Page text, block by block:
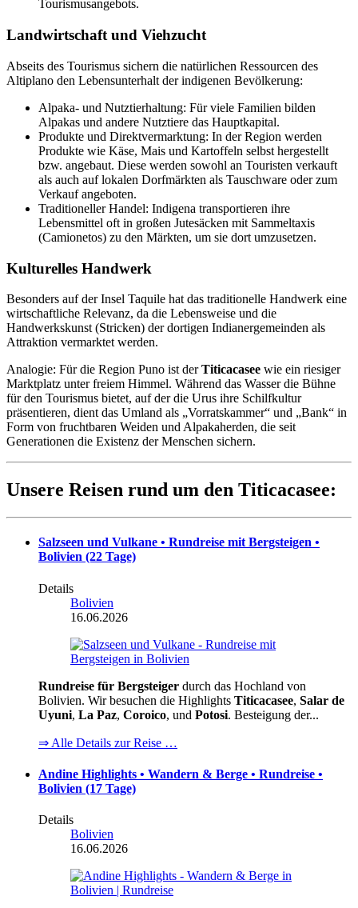
Tourismusangebots.
Landwirtschaft und Viehzucht
Abseits des Tourismus sichern die natürlichen Ressourcen des
Altiplano den Lebensunterhalt der indigenen Bevölkerung:
Alpaka- und Nutztierhaltung: Für viele Familien bilden
Alpakas und andere Nutztiere das Hauptkapital.
Produkte und Direktvermarktung: In der Region werden
Produkte wie Käse, Mais und Kartoffeln selbst hergestellt
bzw. angebaut. Diese werden sowohl an Touristen verkauft
als auch auf lokalen Dorfmärkten als Tauschware oder zum
Verkauf angeboten.
Traditioneller Handel: Indigena transportieren ihre
Lebensmittel oft in großen Jutesäcken mit Sammeltaxis
(Camionetos) zu den Märkten, um sie dort umzusetzen.
Kulturelles Handwerk
Besonders auf der Insel Taquile hat das traditionelle Handwerk eine
wirtschaftliche Relevanz, da die Lebensweise und die
Handwerkskunst (Stricken) der dortigen Indianergemeinden als
Attraktion vermarktet werden.
Analogie: Für die Region Puno ist derTiticacasee wie ein riesiger
Marktplatz unter freiem Himmel. Während das Wasser die Bühne
für den Tourismus bietet, auf der die Urus ihre Schilfkultur
präsentieren, dient das Umland als „Vorratskammer“ und „Bank“ in
Form von fruchtbaren Weiden und Alpakaherden, die seit
Generationen die Existenz der Menschen sichern.
Unsere Reisen rund um den Titicacasee:
Salzseen und Vulkane • Rundreise mit Bergsteigen •
Bolivien (22 Tage)
Details
Bolivien
16.06.2026
Rundreise für Bergsteiger durch das Hochland von
Bolivien. Wir besuchen die Highlights Titicacasee, Salar de
Uyuni, La Paz, Coroico, und Potosi. Besteigung der...
⇒ Alle Details zur Reise …
Andine Highlights • Wandern & Berge • Rundreise •
Bolivien (17 Tage)
Details
Bolivien
16.06.2026